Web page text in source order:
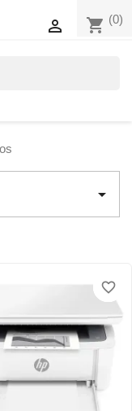
shopping_cart (0)


favorite_border
favorite_border
favorite_border